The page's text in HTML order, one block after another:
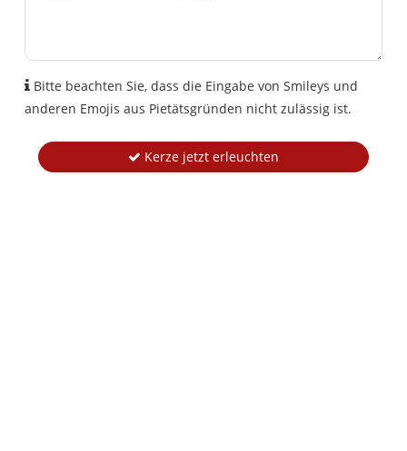
Bitte beachten Sie, dass die Eingabe von Smileys und
anderen Emojis aus Pietätsgründen nicht zulässig ist.
Kerze jetzt erleuchten